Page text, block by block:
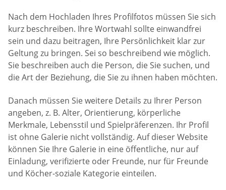
Nach dem Hochladen Ihres Profilfotos müssen Sie sich
kurz beschreiben. Ihre Wortwahl sollte einwandfrei
sein und dazu beitragen, Ihre Persönlichkeit klar zur
Geltung zu bringen. Sei so beschreibend wie möglich.
Sie beschreiben auch die Person, die Sie suchen, und
die Art der Beziehung, die Sie zu ihnen haben möchten.
Danach müssen Sie weitere Details zu Ihrer Person
angeben, z. B. Alter, Orientierung, körperliche
Merkmale, Lebensstil und Spielpräferenzen. Ihr Profil
ist ohne Galerie nicht vollständig. Auf dieser Website
können Sie Ihre Galerie in eine öffentliche, nur auf
Einladung, verifizierte oder Freunde, nur für Freunde
und Köcher-soziale Kategorie einteilen.